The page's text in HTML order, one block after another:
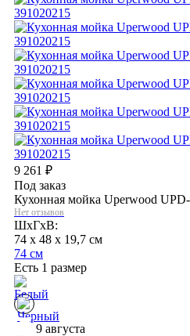
9 261 ₽
Под заказ
Кухонная мойка Uperwood
Нет отзывов
ШхГхВ:
74 x 48 x 19,7 см
74 см
Есть 1 размер
9 августа